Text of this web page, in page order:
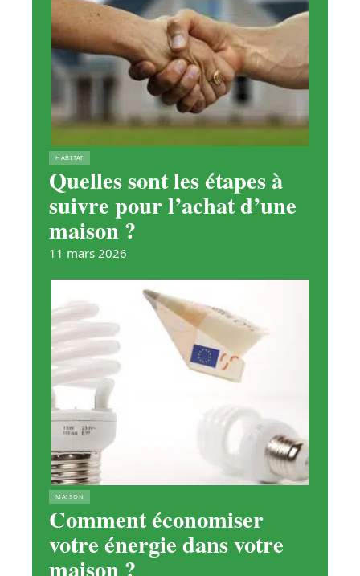
HABITAT
Quelles sont les étapes à
suivre pour l’achat d’une
maison ?
11 mars 2026
MAISON
Comment économiser
votre énergie dans votre
maison ?